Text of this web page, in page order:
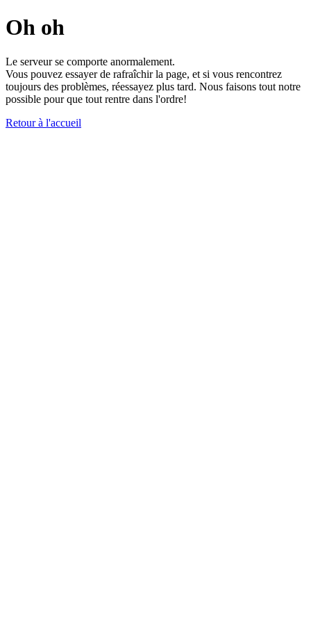
Oh oh
Le serveur se comporte anormalement.
Vous pouvez essayer de rafraîchir la page, et si vous rencontrez
toujours des problèmes, réessayez plus tard. Nous faisons tout notre
possible pour que tout rentre dans l'ordre!
Retour à l'accueil